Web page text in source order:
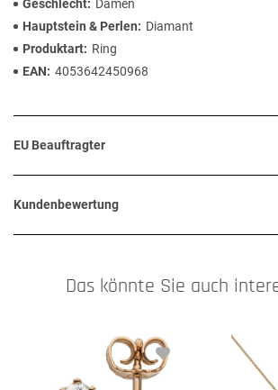
Geschlecht
Damen
Hauptstein & Perlen
Diamant
Produktart
Ring
EAN
4053642450968
EU Beauftragter
Kundenbewertung
Das könnte Sie auch